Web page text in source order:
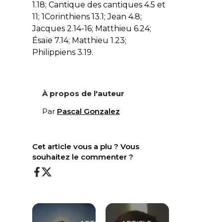
1.18; Cantique des cantiques 4.5 et
11; 1Corinthiens 13.1; Jean 4.8;
Jacques 2.14-16; Matthieu 6.24;
Ésaïe 7.14; Matthieu 1.23;
Philippiens 3.19.
À propos de l'auteur
Par Pascal Gonzalez
Cet article vous a plu ? Vous
souhaitez le commenter ?